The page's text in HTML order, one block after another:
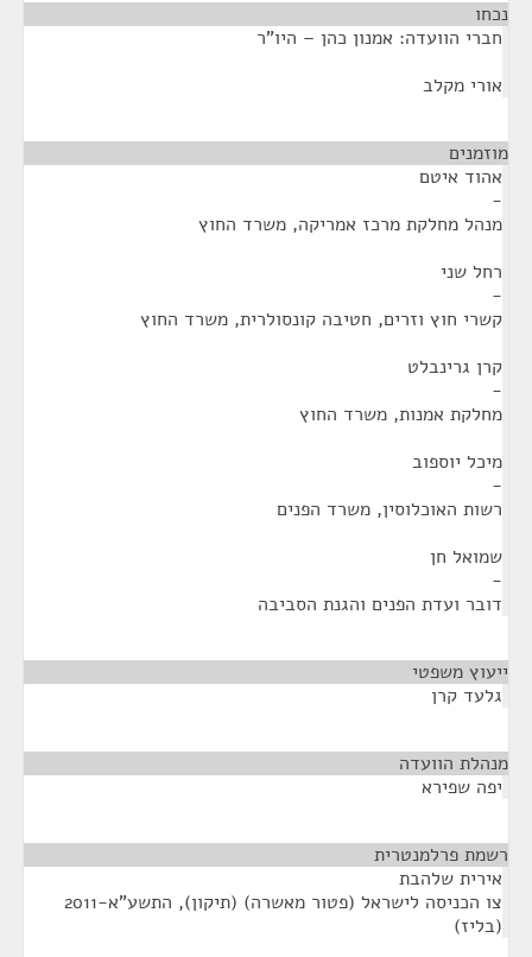
נכחו
חברי הוועדה: אמנון כהן – היו"ר
אורי מקלב
מוזמנים
אהוד איטם
-
מנהל מחלקת מרכז אמריקה, משרד החוץ
רחל שני
-
קשרי חוץ וזרים, חטיבה קונסולרית, משרד החוץ
קרן גרינבלט
-
מחלקת אמנות, משרד החוץ
מיכל יוספוב
-
רשות האוכלוסין, משרד הפנים
שמואל חן
-
דובר ועדת הפנים והגנת הסביבה
ייעוץ משפטי
גלעד קרן
מנהלת הוועדה
יפה שפירא
רשמת פרלמנטרית
אירית שלהבת
צו הכניסה לישראל (פטור מאשרה) (תיקון), התשע"א-2011
(בליז)